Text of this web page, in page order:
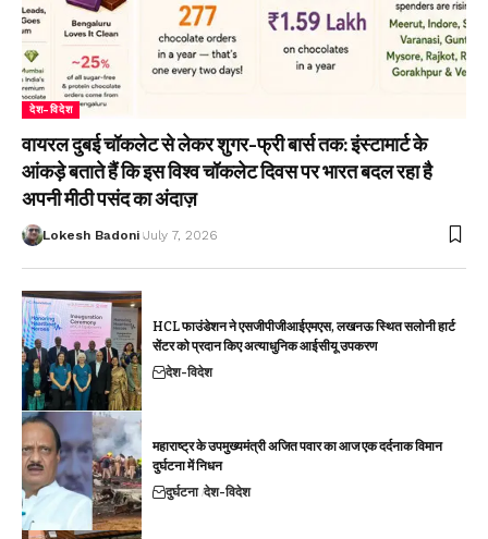
देश-विदेश
वायरल दुबई चॉकलेट से लेकर शुगर-फ्री बार्स तक: इंस्टामार्ट के
आंकड़े बताते हैं कि इस विश्व चॉकलेट दिवस पर भारत बदल रहा है
अपनी मीठी पसंद का अंदाज़
Lokesh Badoni July 7, 2026
HCL फाउंडेशन ने एसजीपीजीआईएमएस, लखनऊ स्थित सलोनी हार्ट
सेंटर को प्रदान किए अत्याधुनिक आईसीयू उपकरण
देश-विदेश
महाराष्ट्र के उपमुख्यमंत्री अजित पवार का आज एक दर्दनाक विमान
दुर्घटना में निधन
दुर्घटना देश-विदेश